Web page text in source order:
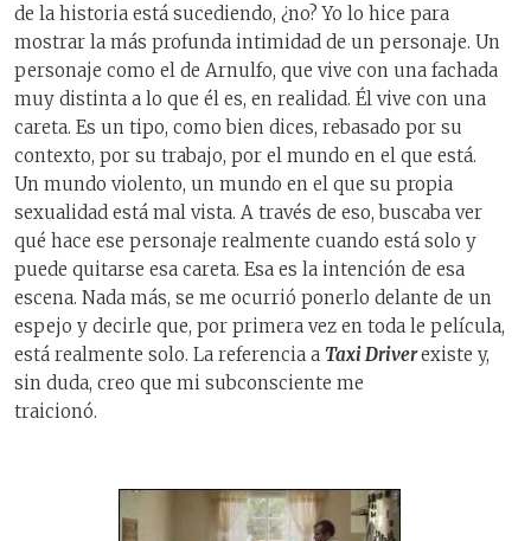
de la historia está sucediendo, ¿no? Yo lo hice para
mostrar la más profunda intimidad de un personaje. Un
personaje como el de Arnulfo, que vive con una fachada
muy distinta a lo que él es, en realidad. Él vive con una
careta. Es un tipo, como bien dices, rebasado por su
contexto, por su trabajo, por el mundo en el que está.
Un mundo violento, un mundo en el que su propia
sexualidad está mal vista. A través de eso, buscaba ver
qué hace ese personaje realmente cuando está solo y
puede quitarse esa careta. Esa es la intención de esa
escena. Nada más, se me ocurrió ponerlo delante de un
espejo y decirle que, por primera vez en toda le película,
está realmente solo. La referencia a Taxi Driverexiste y,
sin duda, creo que mi subconsciente me
traicionó.